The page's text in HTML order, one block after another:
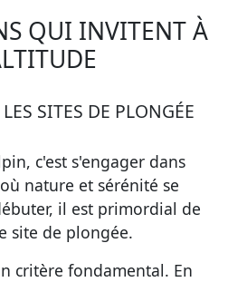
QUI INVITENT À
SITES DE PLONGÉE
c'est s'engager dans
nature et sérénité se
il est primordial de
site de plongée.
critère fondamental. En